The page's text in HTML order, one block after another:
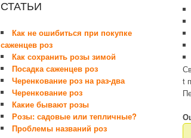
t
СТАТЬИ
Как не ошибиться при покупке
саженцев роз
Как сохранить розы зимой
Посадка саженцев роз
Черенкование роз на раз-два
Черенкование роз
Какие бывают розы
Розы: садовые или тепличные?
Проблемы названий роз